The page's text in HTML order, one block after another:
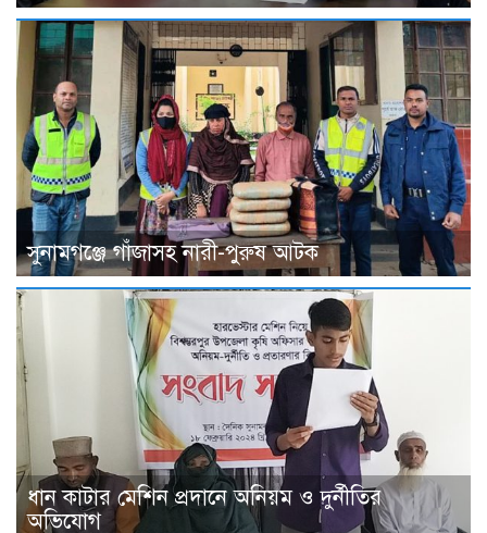
সুনামগঞ্জে গাঁজাসহ নারী-পুরুষ আটক
ধান কাটার মেশিন প্রদানে অনিয়ম ও দুর্নীতির
অভিযোগ